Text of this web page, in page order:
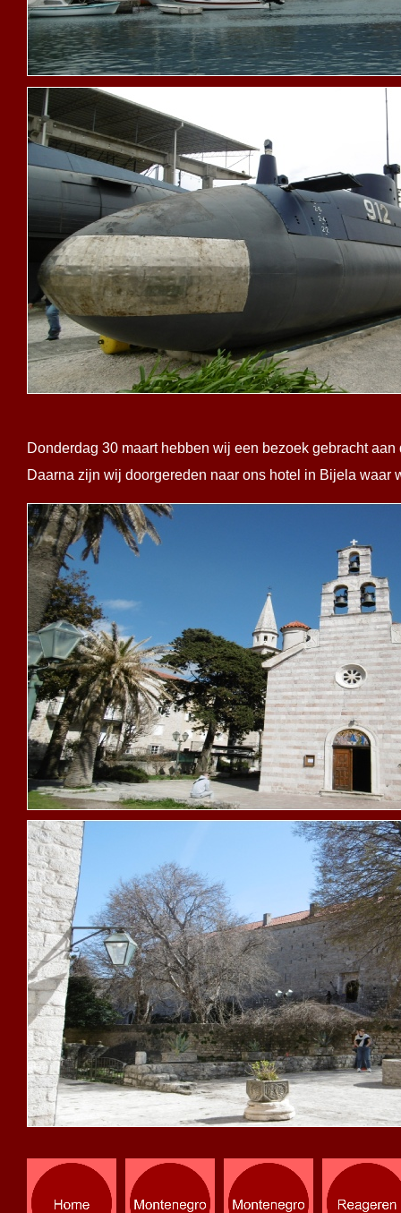
Donderdag 30 maart hebben wij een bezoek gebracht aan
Daarna zijn wij doorgereden naar ons hotel in Bijela waar